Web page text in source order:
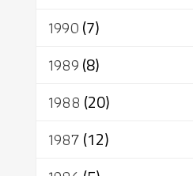
1990(7)
1989(8)
1988 (20)
1987(12)